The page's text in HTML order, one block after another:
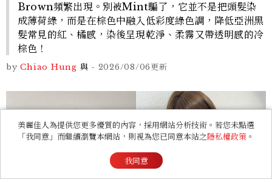
Brown頻繁出現。別被Mint騙了，它並不是把頭髮染
成薄荷綠，而是在棕色中融入低彩度綠色調，降低亞洲黑
髮常見的紅、橘感，染後呈現乾淨、柔霧又帶透明感的冷
棕色！
by Chiao Hung 與 - 2026/08/06更新
美麗佳人為提供您更多優質的內容，採用網站分析技術。若您未點選
「我同意」而繼續瀏覽本網站，則視為您已同意本站之隱私權政策 。
我同意